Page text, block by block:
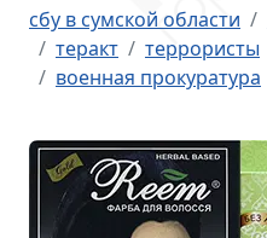
сбу в сумской области
теракт
террористы
военная прокуратура